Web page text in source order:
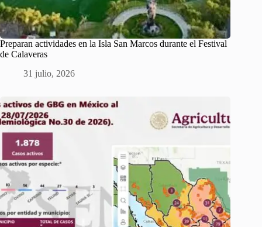
Preparan actividades en la Isla San Marcos durante el Festival
de Calaveras
31 julio, 2026